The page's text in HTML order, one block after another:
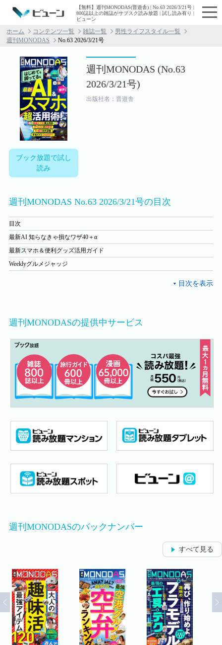
【無料】週刊MONODAS(晋遊舎) | No.63 2026/3/21号 |
800誌以上の雑誌がサブスク読み放題 | 試し読み有り |
ビューン
ホーム コンテンツ一覧 雑誌一覧
男性ライフスタイル一覧
週刊MONODAS
No.63 2026/3/21号
ブック放題で試し
読み
週刊MONODAS (No.63
2026/3/21号)
出版社名：晋遊舎
週刊MONODAS No.63 2026/3/21号の目次
目次
最新AI 知らなきゃ損なワザ40＋α
最新スマホ＆便利グッズ活用ガイド
Weeklyグルメジャッジ
週刊MONODASの提供中サービス
週刊MONODASのバックナンバー
すべて見る